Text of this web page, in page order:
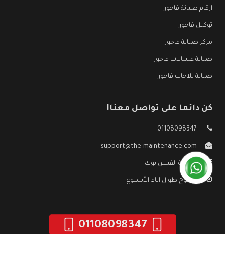
ارقام صيانة فاجور
توكيل فاجور
مركز صيانة فاجور
صيانة غسالات فاجور
صيانة ثلاجات فاجور
كن دائما على تواصل معنا!
01108098347
support@the-maintenance.com
صفحة الفيس بوك
مفتوح طوال ايام الأسبوع
01108098347